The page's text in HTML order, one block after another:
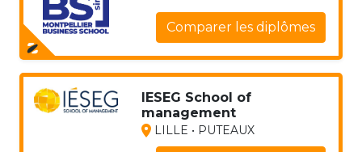
Comparer les diplômes
IESEG School of
management
LILLE • PUTEAUX